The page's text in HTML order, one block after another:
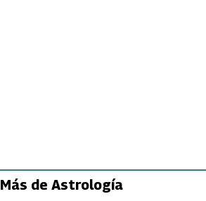
Más de Astrología